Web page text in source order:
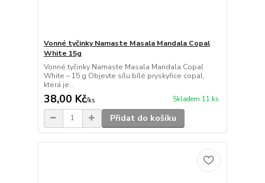
Vonné tyčinky Namaste Masala Mandala Copal
White 15g
Vonné tyčinky Namaste Masala Mandala Copal
White – 15 g Objevte sílu bílé pryskyřice copal,
která je...
38,00 Kč/ks Skladem 11 ks
Přidat do košíku